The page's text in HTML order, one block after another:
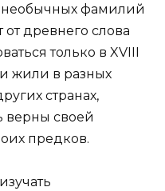
фамилий
древнего слова
только в XVIII
жили в разных
странах,
верны своей
предков.